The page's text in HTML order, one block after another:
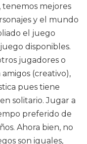
tenemos mejores
y el mundo
el juego
disponibles.
jugadores o
(creativo),
pues tiene
solitario. Jugar a
preferido de
Ahora bien, no
son iguales,